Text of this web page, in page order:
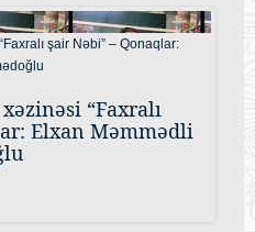
“Faxralı
Elxan Məmmədli